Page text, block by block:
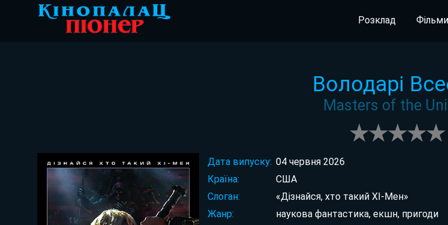
Розклад Фільми
Володарі
Masters of the
Дата випуску: 04 червня 2026
Країна:
США
Слоган:
«Дізнайся, хто такий ХІ-Мен»
Жанр:
наукова фантастика, екшн, пригоди